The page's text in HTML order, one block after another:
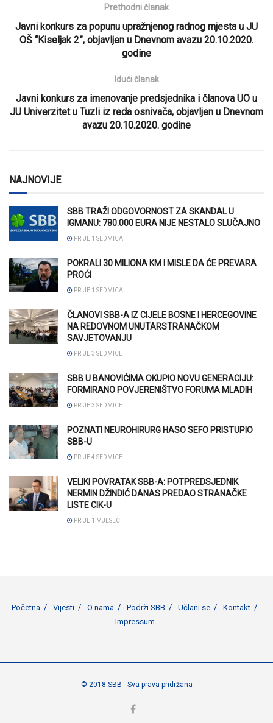
Prethodni članak
Javni konkurs za popunu upražnjenog radnog mjesta u JU
OŠ “Kiseljak 2”, objavljen u Dnevnom avazu 20.10.2020.
godine
Idući članak
Javni konkurs za imenovanje predsjednika i članova UO u
JU Univerzitet u Tuzli iz reda osnivača, objavljen u Dnevnom
avazu 20.10.2020. godine
NAJNOVIJE
SBB TRAŽI ODGOVORNOST ZA SKANDAL U
IGMANU: 780.000 EURA NIJE NESTALO SLUČAJNO
PRIJE 1 SEDMICA
POKRALI 30 MILIONA KM I MISLE DA ĆE PREVARA
PROĆI
PRIJE 1 SEDMICA
ČLANOVI SBB-A IZ CIJELE BOSNE I HERCEGOVINE
NA REDOVNOM UNUTARSTRANAČKOM
SAVJETOVANJU
PRIJE 3 SEDMICE
SBB U BANOVIĆIMA OKUPIO NOVU GENERACIJU:
FORMIRANO POVJERENIŠTVO FORUMA MLADIH
PRIJE 3 SEDMICE
POZNATI NEUROHIRURG HASO SEFO PRISTUPIO
SBB-U
PRIJE 4 SEDMICE
VELIKI POVRATAK SBB-A: POTPREDSJEDNIK
NERMIN DŽINDIĆ DANAS PREDAO STRANAČKE
LISTE CIK-U
PRIJE 1 MJESEC
Početna Vijesti O nama Podrži SBB Učlani se
Kontakt
Impressum
© 2018 SBB - Sva prava pridržana